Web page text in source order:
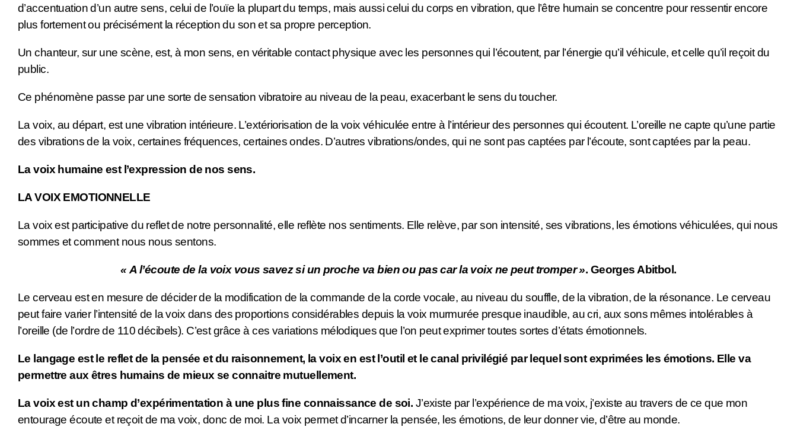
d’accentuation d’un autre sens, celui de l’ouïe la plupart du temps, mais aussi celui du corps en vibration, que l’être humain se concentre pour ressentir encore
plus fortement ou précisément la réception du son et sa propre perception.
Un chanteur, sur une scène, est, à mon sens, en véritable contact physique avec les personnes qui l’écoutent, par l’énergie qu’il véhicule, et celle qu’il reçoit du
public.
Ce phénomène passe par une sorte de sensation vibratoire au niveau de la peau, exacerbant le sens du toucher.
La voix, au départ, est une vibration intérieure. L’extériorisation de la voix véhiculée entre à l’intérieur des personnes qui écoutent. L’oreille ne capte qu’une partie
des vibrations de la voix, certaines fréquences, certaines ondes. D’autres vibrations/ondes, qui ne sont pas captées par l’écoute, sont captées par la peau.
La voix humaine est l’expression de nos sens.
LA VOIX EMOTIONNELLE
La voix est participative du reflet de notre personnalité, elle reflète nos sentiments. Elle relève, par son intensité, ses vibrations, les émotions véhiculées, qui nous
sommes et comment nous nous sentons.
« A l’écoute de la voix vous savez si un proche va bien ou pas car la voix ne peut tromper ». Georges Abitbol.
Le cerveau est en mesure de décider de la modification de la commande de la corde vocale, au niveau du souffle, de la vibration, de la résonance. Le cerveau
peut faire varier l’intensité de la voix dans des proportions considérables depuis la voix murmurée presque inaudible, au cri, aux sons mêmes intolérables à
l’oreille (de l’ordre de 110 décibels). C’est grâce à ces variations mélodiques que l’on peut exprimer toutes sortes d’états émotionnels.
Le langage est le reflet de la pensée et du raisonnement, la voix en est l’outil et le canal privilégié par lequel sont exprimées les émotions. Elle va
permettre aux êtres humains de mieux se connaitre mutuellement.
La voix est un champ d’expérimentation à une plus fine connaissance de soi. J’existe par l’expérience de ma voix, j’existe au travers de ce que mon
entourage écoute et reçoit de ma voix, donc de moi. La voix permet d’incarner la pensée, les émotions, de leur donner vie, d’être au monde.